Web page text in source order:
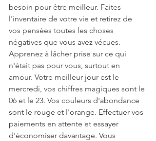
besoin pour être meilleur. Faites
l'inventaire de votre vie et retirez de
vos pensées toutes les choses
négatives que vous avez vécues.
Apprenez à lâcher prise sur ce qui
n'était pas pour vous, surtout en
amour. Votre meilleur jour est le
mercredi, vos chiffres magiques sont le
06 et le 23. Vos couleurs d'abondance
sont le rouge et l'orange. Effectuer vos
paiements en attente et essayer
d'économiser davantage. Vous